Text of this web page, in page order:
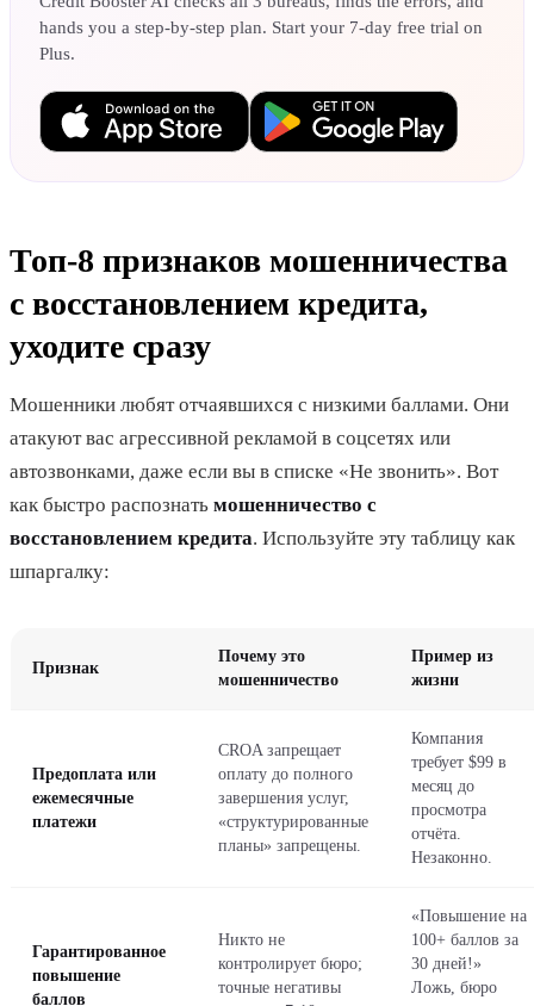
hands you a step-by-step plan. Start your 7-day free trial on
Plus.
Топ-8 признаков мошенничества
с восстановлением кредита,
уходите сразу
Мошенники любят отчаявшихся с низкими баллами. Они
атакуют вас агрессивной рекламой в соцсетях или
автозвонками, даже если вы в списке «Не звонить». Вот
как быстро распознать мошенничество с
восстановлением кредита. Используйте эту таблицу как
шпаргалку:
Признак
Почему это
мошенничество
Пример из
жизни
Предоплата или
ежемесячные
платежи
CROA запрещает
оплату до полного
завершения услуг,
«структурированные
планы» запрещены.
Компания
требует $99 в
месяц до
просмотра
отчёта.
Незаконно.
Гарантированное
повышение
баллов
Никто не
контролирует бюро;
точные негативы
«Повышение на
100+ баллов за
30 дней!»
Ложь, бюро